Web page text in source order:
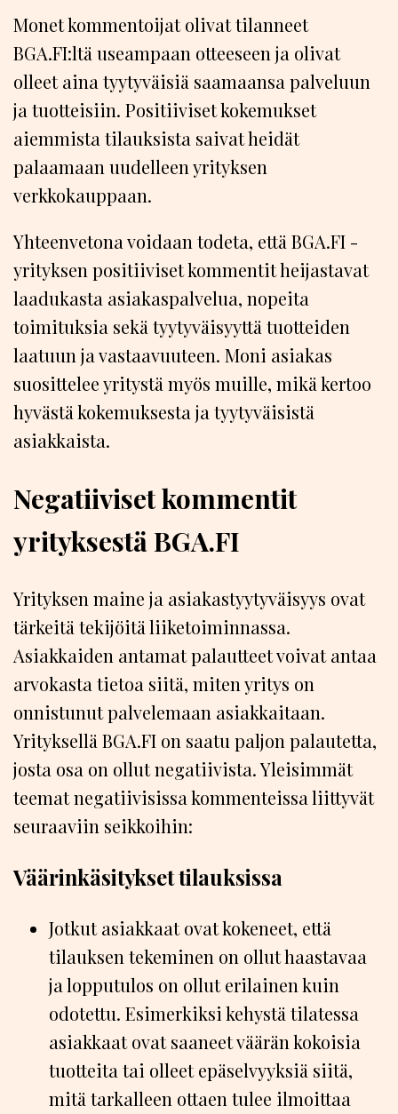
Monet kommentoijat olivat tilanneet
BGA.FI:ltä useampaan otteeseen ja olivat
olleet aina tyytyväisiä saamaansa palveluun
ja tuotteisiin. Positiiviset kokemukset
aiemmista tilauksista saivat heidät
palaamaan uudelleen yrityksen
verkkokauppaan.
Yhteenvetona voidaan todeta, että BGA.FI -
yrityksen positiiviset kommentit heijastavat
laadukasta asiakaspalvelua, nopeita
toimituksia sekä tyytyväisyyttä tuotteiden
laatuun ja vastaavuuteen. Moni asiakas
suosittelee yritystä myös muille, mikä kertoo
hyvästä kokemuksesta ja tyytyväisistä
asiakkaista.
Negatiiviset kommentit
yrityksestä BGA.FI
Yrityksen maine ja asiakastyytyväisyys ovat
tärkeitä tekijöitä liiketoiminnassa.
Asiakkaiden antamat palautteet voivat antaa
arvokasta tietoa siitä, miten yritys on
onnistunut palvelemaan asiakkaitaan.
Yrityksellä BGA.FI on saatu paljon palautetta,
josta osa on ollut negatiivista. Yleisimmät
teemat negatiivisissa kommenteissa liittyvät
seuraaviin seikkoihin:
Väärinkäsitykset tilauksissa
Jotkut asiakkaat ovat kokeneet, että
tilauksen tekeminen on ollut haastavaa
ja lopputulos on ollut erilainen kuin
odotettu. Esimerkiksi kehystä tilatessa
asiakkaat ovat saaneet väärän kokoisia
tuotteita tai olleet epäselvyyksiä siitä,
mitä tarkalleen ottaen tulee ilmoittaa